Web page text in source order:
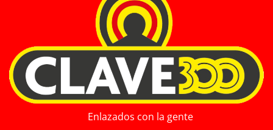
Enlazados con la gente